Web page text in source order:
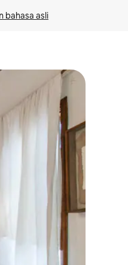
bahasa asli
atau gerakan menggeser.